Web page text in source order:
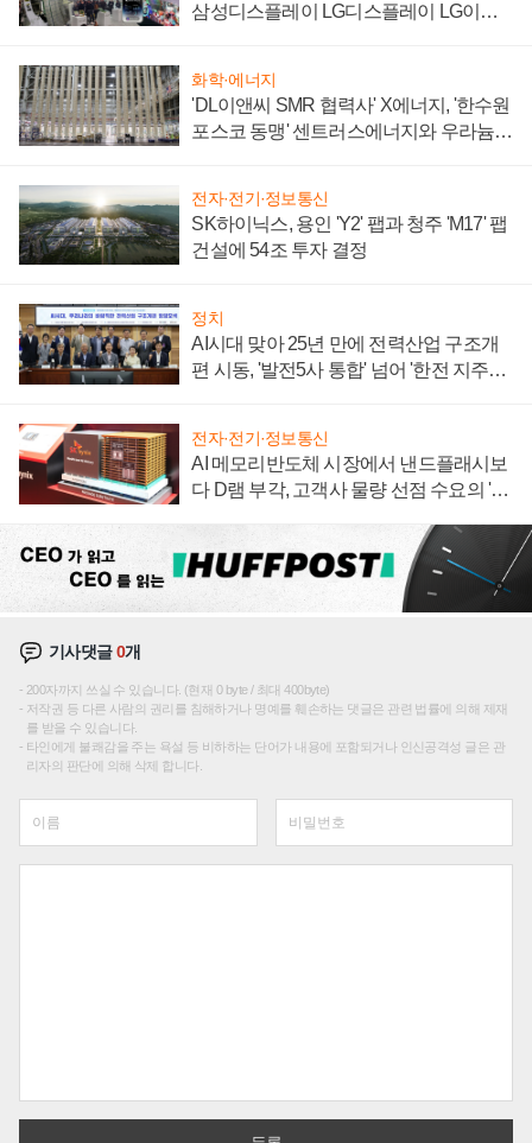
삼성디스플레이 LG디스플레이 LG이노
화학·에너지
'DL이앤씨 SMR 협력사' X에너지, '한수원
포스코 동맹' 센트러스에너지와 우라늄
전자·전기·정보통신
SK하이닉스, 용인 'Y2' 팹과 청주 'M17' 팹
건설에 54조 투자 결정
정치
AI시대 맞아 25년 만에 전력산업 구조개
편 시동, '발전5사 통합' 넘어 '한전 지주사'
전자·전기·정보통신
AI 메모리반도체 시장에서 낸드플래시보
다 D램 부각, 고객사 물량 선점 수요의 '우
기사댓글0개
200자까지 쓰실 수 있습니다. (현재 0 byte / 최대 400byte)
저작권 등 다른 사람의 권리를 침해하거나 명예를 훼손하는 댓글은 관련 법률에 의해 제재
를 받을 수 있습니다.
타인에게 불쾌감을 주는 욕설 등 비하하는 단어가 내용에 포함되거나 인신공격성 글은 관
리자의 판단에 의해 삭제 합니다.